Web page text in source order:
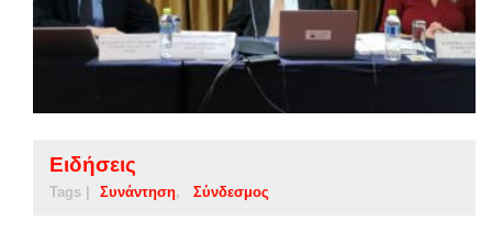
Ειδήσεις
Tags | Συνάντηση Σύνδεσμος